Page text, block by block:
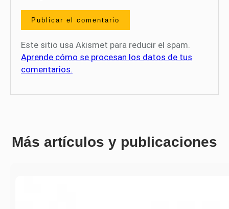
Este sitio usa Akismet para reducir el spam.
Aprende cómo se procesan los datos de tus
comentarios.
Más artículos y publicaciones